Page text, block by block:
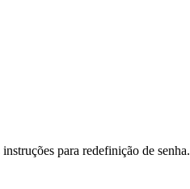
para redefinição de senha.